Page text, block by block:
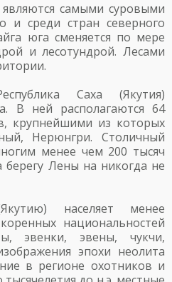
самыми суровыми
и среди стран северного
юга сменяется по мере
и лесотундрой. Лесами
Саха (Якутия)
В ней располагаются 64
крупнейшими из которых
Нерюнгри. Столичный
менее чем 200 тысяч
Лены на никогда не
населяет менее
национальностей
эвенки, эвены, чукчи,
эпохи неолита
в регионе охотников и